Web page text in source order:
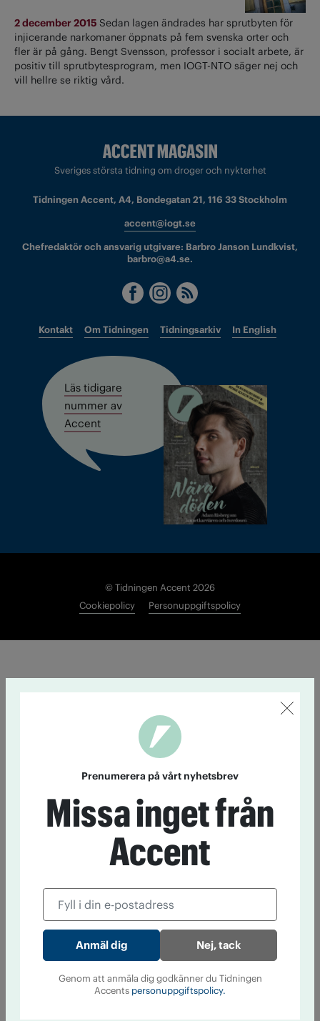
2 december 2015 Sedan lagen ändrades har sprutbyten för
injicerande narkomaner öppnats på fem svenska orter och
fler är på gång. Bengt Svensson, professor i socialt arbete, är
positiv till sprutbytesprogram, men IOGT-NTO säger nej och
vill hellre se riktig vård.
Sveriges största tidning om droger och nykterhet
Tidningen Accent, A4, Bondegatan 21, 116 33 Stockholm
accent@iogt.se
Chefredaktör och ansvarig utgivare: Barbro Janson Lundkvist,
barbro@a4.se.
Kontakt Om Tidningen Tidningsarkiv In English
Läs tidigare
nummer av
Accent
© Tidningen Accent 2026
Cookiepolicy
Personuppgiftspolicy
Prenumerera på vårt nyhetsbrev
Missa inget från
Accent
Nej, tack
Genom att anmäla dig godkänner du Tidningen
Accents personuppgiftspolicy.